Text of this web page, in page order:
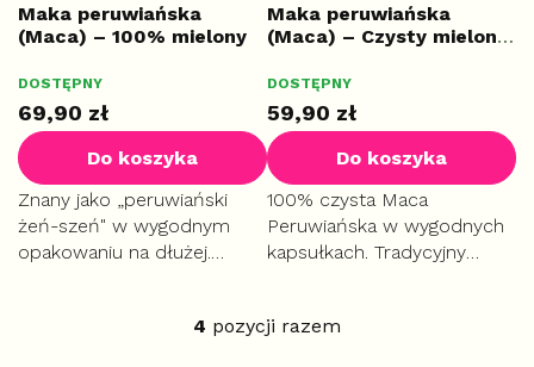
Maka peruwiańska
(Maca) – 100% mielony
PLUS
DOSTĘPNY
69,90 zł
Do koszyka
Znany jako „peruwiański
żeń-szeń" w wygodnym
opakowaniu na dłużej.
równowagę hormonalną
Maka peruwiańska
(Maca) – Czysty mielony
DOSTĘPNY
59,90 zł
Do koszyka
100% czysta Maca
Peruwiańska w wygodnych
kapsułkach. Tradycyjny
libido i naturalną
K
4 pozycji razem